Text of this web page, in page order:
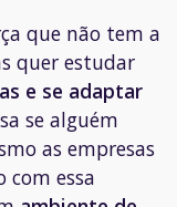
que não tem a
quer estudar
e se adaptar
se alguém
as empresas
com essa